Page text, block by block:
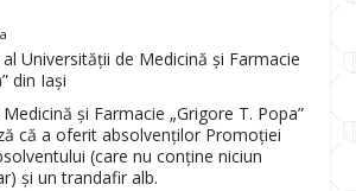
Universității de Medicină și Farmacie
din Iași
și Farmacie „Grigore T. Popa”
că a oferit absolvenților Promoției
(care nu conține niciun
și un trandafir alb.